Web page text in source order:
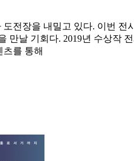
전장을 내밀고 있다. 이번 전
날 기회다. 2019년 수상작
를 통해